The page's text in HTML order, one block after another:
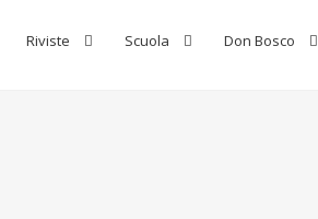
Riviste Scuola Don Bosco